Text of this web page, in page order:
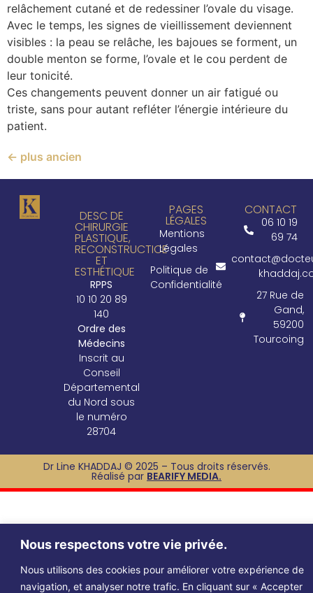
Nous respectons votre vie privée.
Nous utilisons des cookies pour améliorer votre expérience de
navigation, et analyser notre trafic. En cliquant sur « Accepter
relâchement cutané et de redessiner l’ovale du visage.
Avec le temps, les signes de vieillissement deviennent
visibles : la peau se relâche, les bajoues se forment, un
double menton se forme, l’ovale et le cou perdent de
leur tonicité.
Ces changements peuvent donner un air fatigué ou
triste, sans pour autant refléter l’énergie intérieure du
patient.
← plus ancien
DESC DE
CHIRURGIE
PLASTIQUE,
RECONSTRUCTICE
ET
ESTHÉTIQUE
RPPS
10 10 20 89
140
Ordre des
Médecins
Inscrit au
Conseil
Départemental
du Nord sous
le numéro
28704
PAGES
LÉGALES
Mentions
Légales
Politique de
Confidentialité
CONTACT
06 10 19
69 74
27 Rue de
Gand,
59200
Tourcoing
Dr Line KHADDAJ © 2025 – Tous droits réservés.
Réalisé par BEARIFY MEDIA.